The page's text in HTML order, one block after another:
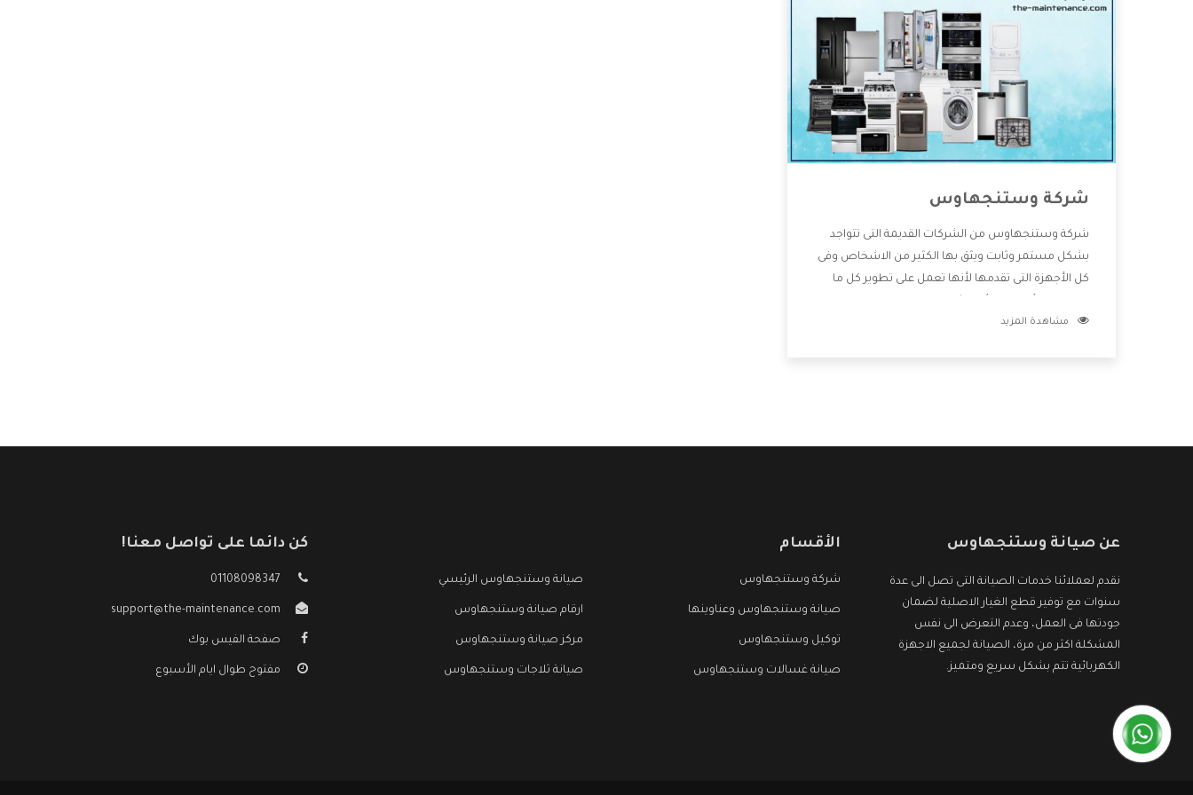
شركة وستنجهاوس
شركة وستنجهاوس من الشركات القديمة التى تتواجد
بشكل مستمر وثابت ويثق بها الكثير من الاشخاص وفى
كل الأجهزة التى تقدمها لأنها تعمل على تطوير كل ما
أفضل خدمات ما بعد البيع مع المنتجات وتقدم للعملاء
مشاهدة المزيد
عن صيانة وستنجهاوس
نقدم لعملائنا خدمات الصيانة التى تصل الى عدة
سنوات مع توفير قطع الغيار الاصلية لضمان
جودتها فى العمل، وعدم التعرض الى نفس
المشكلة اكثر من مرة، الصيانة لجميع الاجهزة
الكهربائية تتم بشكل سريع ومتميز.
الأقسام
شركة وستنجهاوس صيانة وستنجهاوس الرئيسي
صيانة وستنجهاوس وعناوينها ارقام صيانة وستنجهاوس
توكيل وستنجهاوس مركز صيانة وستنجهاوس
صيانة غسالات وستنجهاوس صيانة ثلاجات وستنجهاوس
كن دائما على تواصل معنا!
01108098347
support@the-maintenance.com
صفحة الفيس بوك
مفتوح طوال ايام الأسبوع